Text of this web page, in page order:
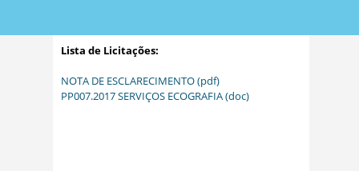
Lista de Licitações:
NOTA DE ESCLARECIMENTO (pdf)
PP007.2017 SERVIÇOS ECOGRAFIA (doc)